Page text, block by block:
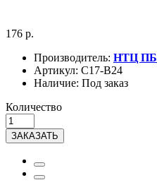
176 р.
Производитель: НТЦ ПБ
Артикул: С17-В24
Наличие: Под заказ
Количество
ЗАКАЗАТЬ